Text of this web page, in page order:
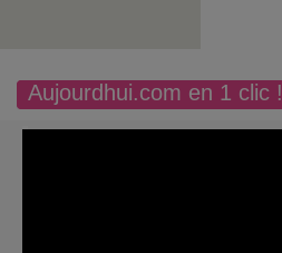
Aujourdhui.com en 1 clic !